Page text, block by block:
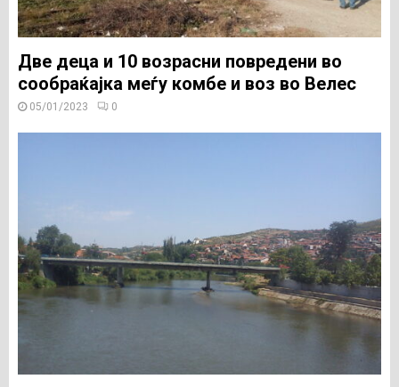
Две деца и 10 возрасни повредени во
сообраќајка меѓу комбе и воз во Велес
05/01/2023 0